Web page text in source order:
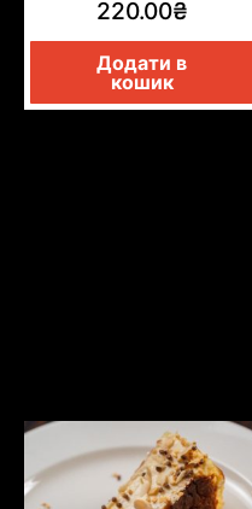
220.00₴
Додати в
кошик